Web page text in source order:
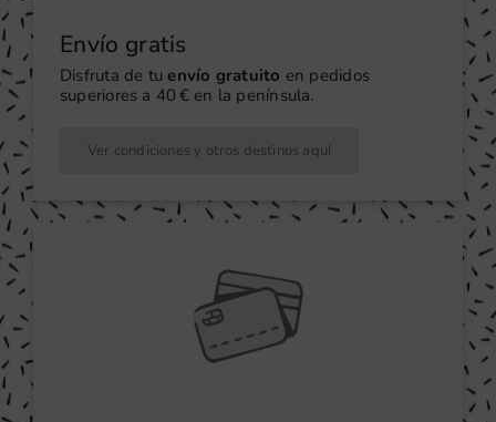
Envío gratis
Disfruta de tu envío gratuito en pedidos
superiores a 40 € en la península.
Ver condiciones y otros destinos aquí